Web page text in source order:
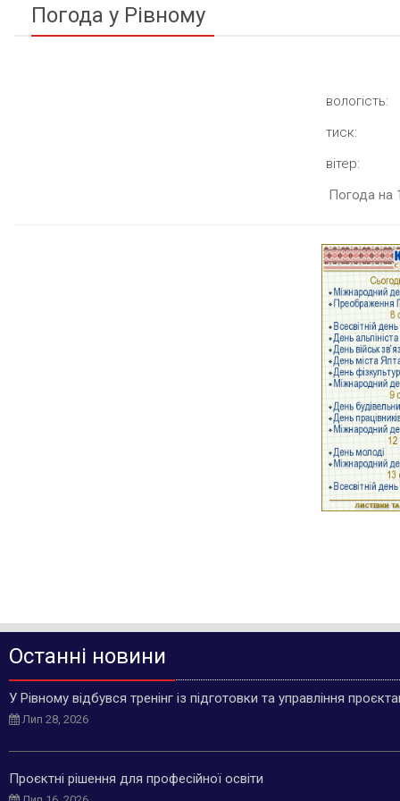
Погода у Рівному
вологість:
тиск:
вітер:
Погода на
Останні новини
У Рівному відбувся тренінг із підготовки та управління
Лип 28, 2026
Проєктні рішення для професійної освіти